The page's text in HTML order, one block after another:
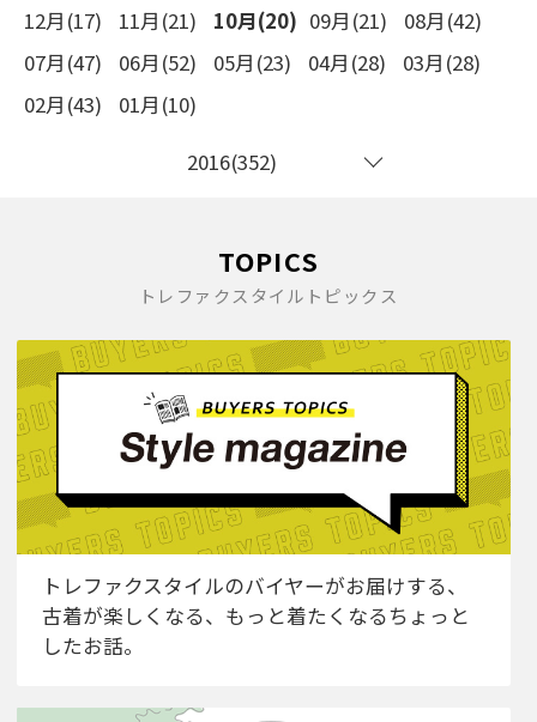
12月(17) 11月(21) 10月(20) 09月(21)
08月(42)
07月(47)
06月(52) 05月(23) 04月(28)
03月(28)
02月(43)
01月(10)
2016(352)
TOPICS
トレファクスタイルトピックス
トレファクスタイルのバイヤーがお届けする、
古着が楽しくなる、もっと着たくなるちょっと
したお話。